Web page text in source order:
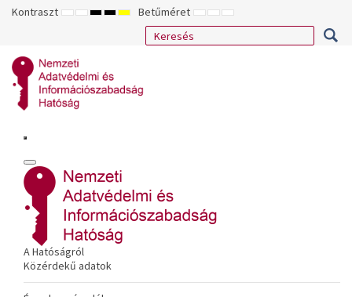
Kontraszt ALAPÉRTELMEZETT
ÉJSZAKAI
NAGY
KONTRASZTÚ
NAGY
KONTRASZTÚ
NAGY
KONTRASZTÚ
SÁRGA
FEKETE
Betűméret KISEBB
BETŰTÍPUS
ALAPÉRTELMEZETT
BETŰMÉRET
NAGYOBB
BETŰMÉRET
A Hatóságról
Közérdekű adatok